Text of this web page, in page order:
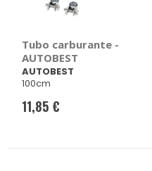
Tubo carburante -
AUTOBEST
AUTOBEST
100cm
11,85 €